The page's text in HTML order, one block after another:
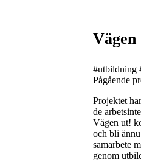
#utbildning
Pågående
Projektet
de
Vägen ut!
och bli
samarbete
genom